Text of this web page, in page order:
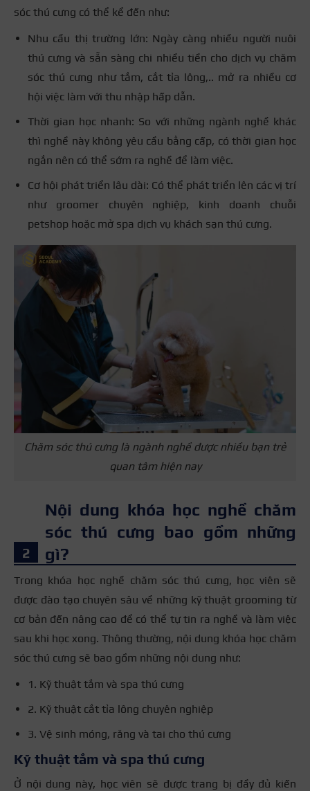
sóc thú cưng có thể kể đến như:
Nhu cầu thị trường lớn: Ngày càng nhiều người nuôi
thú cưng và sẵn sàng chi nhiều tiền cho dịch vụ chăm
sóc thú cưng như tắm, cắt tỉa lông,.. mở ra nhiều cơ
hội việc làm với thu nhập hấp dẫn.
Thời gian học nhanh: So với những ngành nghề khác
thì nghề này không yêu cầu bằng cấp, có thời gian học
ngắn nên có thể sớm ra nghề để làm việc.
Cơ hội phát triển lâu dài: Có thể phát triển lên các vị trí
như groomer chuyên nghiệp, kinh doanh chuỗi
petshop hoặc mở spa dịch vụ khách sạn thú cưng.
Chăm sóc thú cưng là ngành nghề được nhiều bạn trẻ
quan tâm hiện nay
Nội dung khóa học nghề chăm
sóc thú cưng bao gồm những
gì?
Trong khóa học nghề chăm sóc thú cưng, học viên sẽ
được đào tạo chuyên sâu về những kỹ thuật grooming từ
cơ bản đến nâng cao để có thể tự tin ra nghề và làm việc
sau khi học xong. Thông thường, nội dung khóa học chăm
sóc thú cưng sẽ bao gồm những nội dung như:
1. Kỹ thuật tắm và spa thú cưng
2. Kỹ thuật cắt tỉa lông chuyên nghiệp
3. Vệ sinh móng, răng và tai cho thú cưng
Kỹ thuật tắm và spa thú cưng
Ở nội dung này, học viên sẽ được trang bị đầy đủ kiến